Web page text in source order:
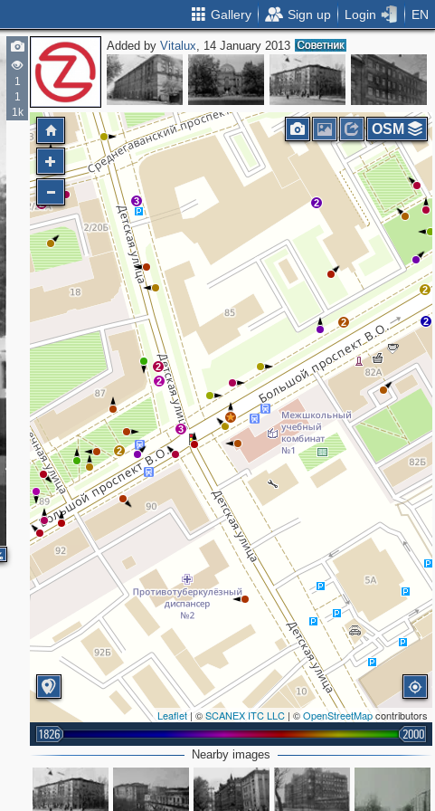
Gallery Sign up Login EN
1
1
1k
Added byVitalux, 14 January 2013
2
2
2
3
3 2
2
2
2 2
Leaflet | ©SCANEX ITC LLC | ©OpenStreetMapcontributors
1826 2000
OSM
Nearby images